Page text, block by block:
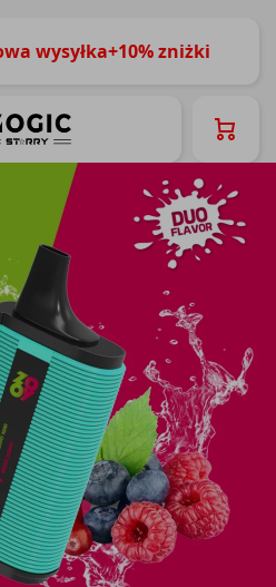
wysyłka+10% zniżki